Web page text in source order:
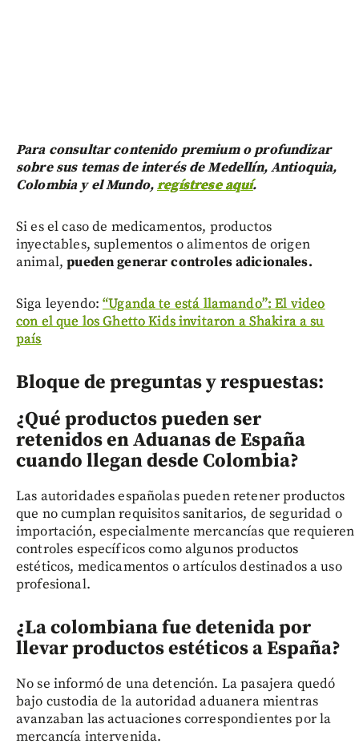
Para consultar contenido premium o profundizar
sobre sus temas de interés de Medellín, Antioquia,
Colombia y el Mundo,regístrese aquí.
Si es el caso de medicamentos, productos
inyectables, suplementos o alimentos de origen
animal,pueden generar controles adicionales.
Siga leyendo:“Uganda te está llamando”: El video
con el que los Ghetto Kids invitaron a Shakira a su
país
Bloque de preguntas y respuestas:
¿Qué productos pueden ser
retenidos en Aduanas de España
cuando llegan desde Colombia?
Las autoridades españolas pueden retener productos
que no cumplan requisitos sanitarios, de seguridad o
importación, especialmente mercancías que requieren
controles específicos como algunos productos
estéticos, medicamentos o artículos destinados a uso
profesional.
¿La colombiana fue detenida por
llevar productos estéticos a España?
No se informó de una detención. La pasajera quedó
bajo custodia de la autoridad aduanera mientras
avanzaban las actuaciones correspondientes por la
mercancía intervenida.